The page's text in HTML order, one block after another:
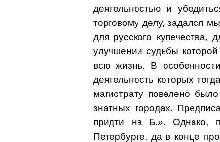
деятельностью и
торговому делу, задался
для русского купечества,
улучшении судьбы
всю жизнь. В
деятельность которых
магистрату повелено
знатных городах.
придти на Б.». Однако,
Петербурге, да в конце